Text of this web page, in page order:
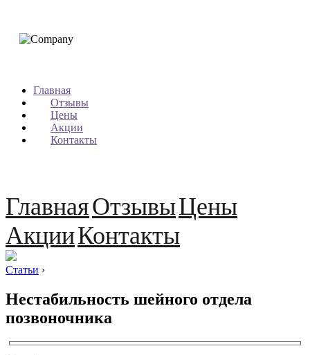
Главная
Отзывы
Цены
Акции
Контакты
ГлавнаяОтзывыЦены
АкцииКонтакты
Статьи ›
Нестабильность шейного отдела
позвоночника